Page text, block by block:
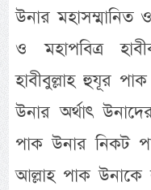
উনার মহাসম্মানিত
ও মহাপবিত্র
হাবীবুল্লাহ হুযূর
উনার অর্থাৎ
পাক উনার নিকট
আল্লাহ পাক উনাকে